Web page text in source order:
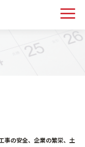
事の安全、企業の繁栄、土